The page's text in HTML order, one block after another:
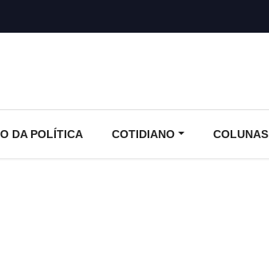
DA POLÍTICA COTIDIANO COLUNAS